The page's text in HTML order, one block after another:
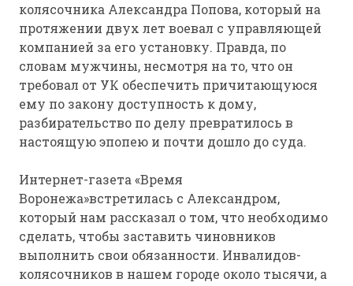
колясочника Александра Попова, который на
протяжении двух лет воевал с управляющей
компанией за его установку. Правда, по
словам мужчины, несмотря на то, что он
требовал от УК обеспечить причитающуюся
ему по закону доступность к дому,
разбирательство по делу превратилось в
настоящую эпопею и почти дошло до суда.
Интернет-газета «Время
Воронежа»встретилась с Александром,
который нам рассказал о том, что необходимо
сделать, чтобы заставить чиновников
выполнить свои обязанности. Инвалидов-
колясочников в нашем городе около тысячи, а